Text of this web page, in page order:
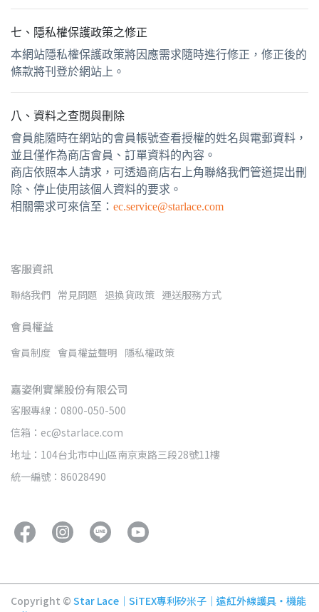
七、隱私權保護政策之修正
本網站隱私權保護政策將因應需求隨時進行修正，修正後的
條款將刊登於網站上。
八、資料之查閱與刪除
會員能隨時在網站的會員帳號查看授權的姓名與電郵資料，
並且僅作為商店會員、訂單資料的內容。
商店依照本人請求，可透過商店右上角聯絡我們管道提出刪
除、停止使用該個人資料的要求。
相關需求可來信至： ec.service@starlace.com
客服資訊
聯絡我們 常見問題 退換貨政策 運送服務方式
會員權益
會員制度 會員權益聲明 隱私權政策
嘉姿俐實業股份有限公司
客服專線：0800-050-500
信箱：ec@starlace.com
地址：104台北市中山區南京東路三段28號11樓
統一編號：86028490
Copyright © Star Lace｜SiTEX專利矽米子｜遠紅外線護具・機能